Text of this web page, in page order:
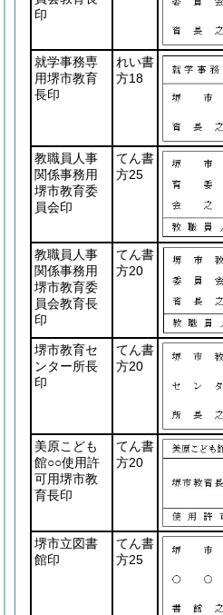
印
就学事務専
用堺市教育
長印
れい書
方18
教職員人事
関係事務用
堺市教育委
員会印
てん書
方25
教職員人事
関係事務用
堺市教育委
員会教育長
印
てん書
方20
堺市教育セ
ンター所長
印
てん書
方20
美原こども
館○○使用許
可用堺市教
育長印
てん書
方20
堺市立図書
館印
てん書
方25